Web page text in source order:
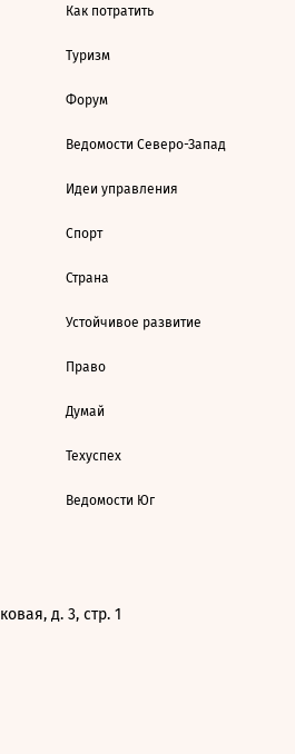
Как потратить
Туризм
Форум
Ведомости Северо-Запад
Идеи управления
Спорт
Страна
Устойчивое развитие
Право
Думай
Техуспех
Ведомости Юг
д. 3, стр. 1